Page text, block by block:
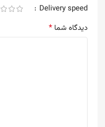
Delivery speed
دیدگاه شما *